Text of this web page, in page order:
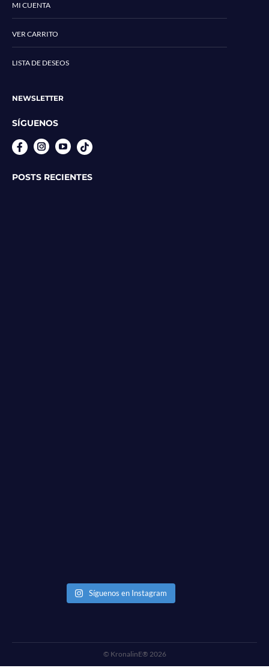
MI CUENTA
VER CARRITO
LISTA DE DESEOS
NEWSLETTER
SÍGUENOS
InstagramYouTube
POSTS RECIENTES
Síguenos en Instagram
© KronalinE® 2026